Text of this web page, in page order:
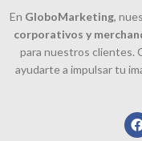
En GloboMarketing,
corporativos y
para nuestros clientes.
ayudarte a impulsar tu